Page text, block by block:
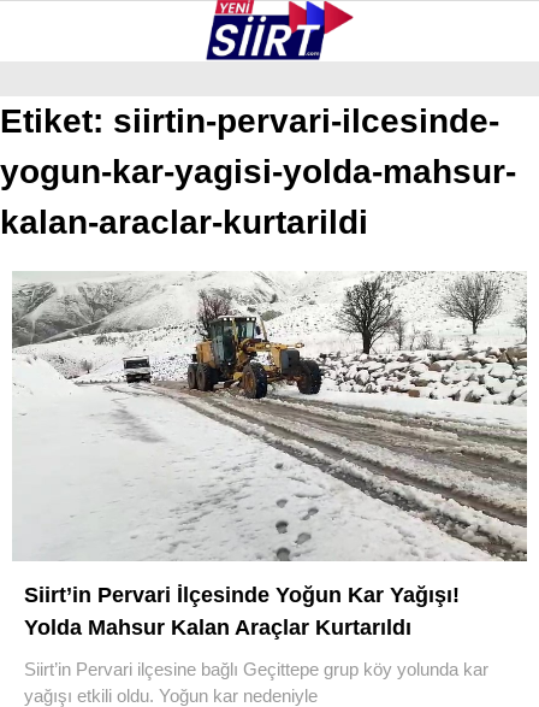
WhatsApp İhbar Hattı
GALERİ VİDEO YAZARLAR
BAYKAN
PERVARI
ŞIRVAN
NÖBETÇI ECZANELER
Etiket: siirtin-pervari-ilcesinde-
yogun-kar-yagisi-yolda-mahsur-
kalan-araclar-kurtarildi
Siirt’in Pervari İlçesinde Yoğun Kar Yağışı!
Yolda Mahsur Kalan Araçlar Kurtarıldı
Siirt’in Pervari ilçesine bağlı Geçittepe grup köy yolunda kar
yağışı etkili oldu. Yoğun kar nedeniyle